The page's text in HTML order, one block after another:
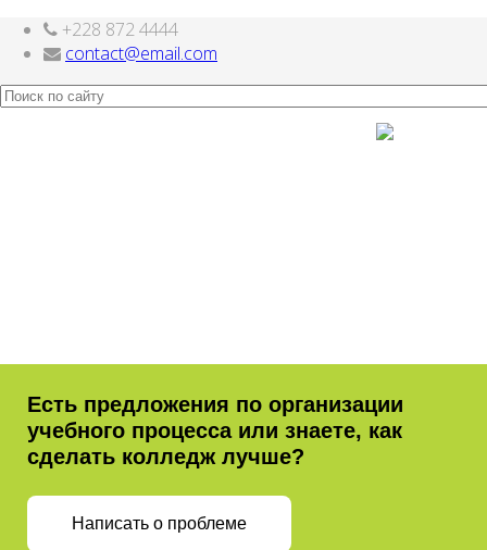
Joomla шаблоны бесплатно
+228 872 4444
contact@email.com
Есть предложения по организации
учебного процесса или знаете, как
сделать колледж лучше?
Написать о проблеме